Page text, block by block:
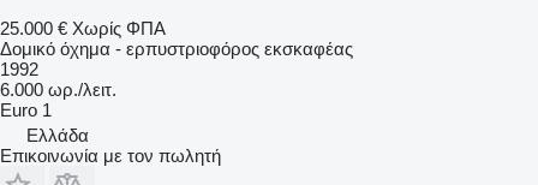
25.000 € Χωρίς ΦΠΑ
Δομικό όχημα - ερπυστριοφόρος εκσκαφέας
1992
6.000 ωρ./λειτ.
Euro 1
Ελλάδα
Επικοινωνία με τον πωλητή